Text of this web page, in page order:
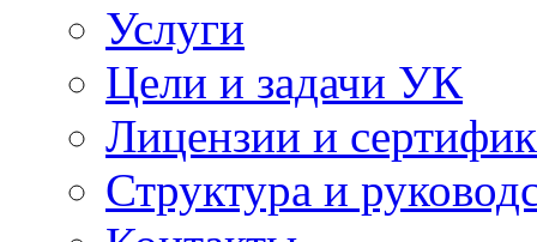
Услуги
Цели и задачи УК
Лицензии и
Структура и